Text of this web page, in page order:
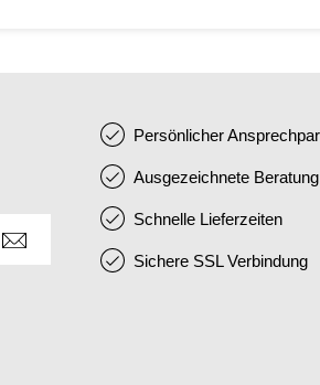
Persönlicher
Ausgezeichnete Beratung
Schnelle Lieferzeiten
Sichere SSL Verbindung